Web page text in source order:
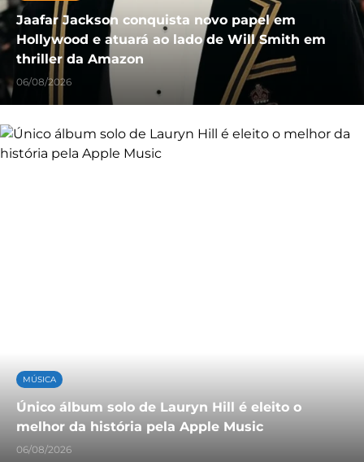
Jaafar Jackson conquista novo papel em
Hollywood e atuará ao lado de Will Smith em
thriller da Amazon
06/08/2026
MÚSICA
Único álbum solo de Lauryn Hill é eleito o
melhor da história pela Apple Music
06/08/2026